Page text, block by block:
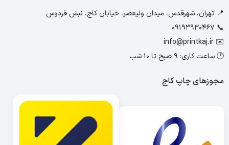
📍 تهران، شهرقدس، میدان ولیعصر، خیابان کاج، نبش فردوس
📞 09193930467
✉️
info@printkaj.ir
🕐 ساعت کاری: ۹ صبح تا 10 شب
مجوزهای چاپ کاج